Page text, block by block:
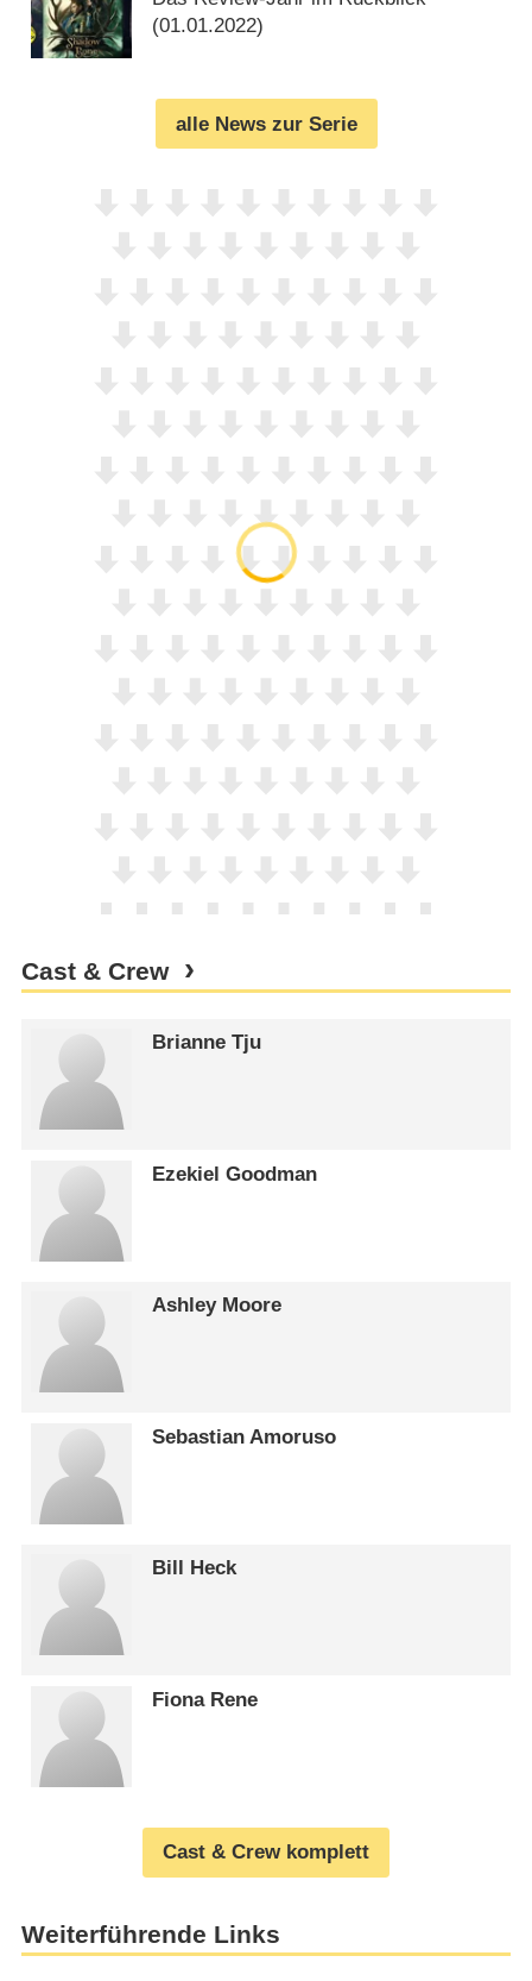
(01.01.2022)
alle News zur Serie
Cast & Crew
Brianne Tju
Ezekiel Goodman
Ashley Moore
Sebastian Amoruso
Bill Heck
Fiona Rene
Cast & Crew komplett
Weiterführende Links